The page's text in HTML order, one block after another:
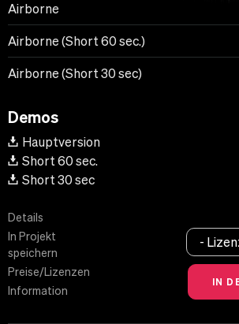
Airborne
Airborne (Short 60 sec.)
Airborne (Short 30 sec)
Demos
Hauptversion
Short 60 sec.
Short 30 sec
Details
In Projekt
speichern
Preise/Lizenzen
Information
-